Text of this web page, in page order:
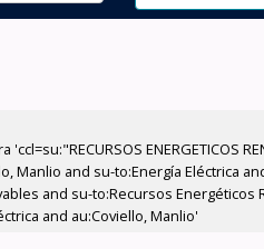
ENERGETICOS
Manlio and su-to:Energía Eléctrica
and su-to:Recursos Energéticos
and au:Coviello, Manlio'